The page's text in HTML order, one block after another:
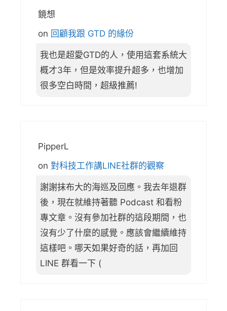
鏡想
on 回顧我跟 GTD 的緣份
我也是超愛GTD的人，使用這套系統大
概才3年，但是效率提升超多，也增加
很多空白時間，超級推薦!
PipperL
on 對科技工作講LINE社群的觀察
謝謝抹布大的海巡及回應。我去年退群
後，現在就維持著聽 Podcast 和看粉
專文章。沒有參加社群的這段期間，也
沒有少了什麼的感覺。應該會繼續維持
這樣吧。哪天如果好奇的話，再加回
LINE 群看一下 (